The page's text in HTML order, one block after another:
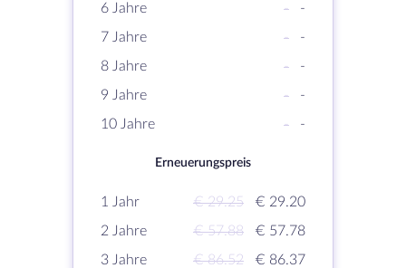
6 Jahre
-
-
7 Jahre
-
-
8 Jahre
-
-
9 Jahre
-
-
10 Jahre
- -
Erneuerungspreis
1 Jahr € 29.25
€ 29.20
2 Jahre
€ 57.88
€ 57.78
3 Jahre
€ 86.52
€ 86.37